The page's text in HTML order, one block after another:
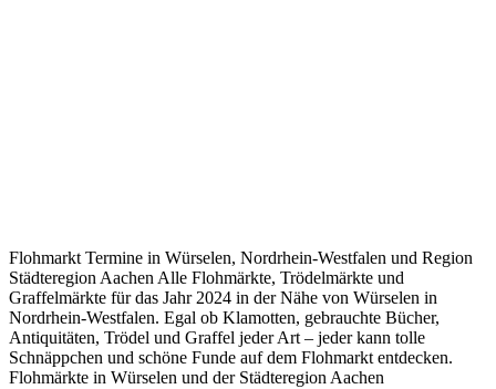
Flohmarkt Termine in Würselen, Nordrhein-Westfalen und Region
Städteregion Aachen Alle Flohmärkte, Trödelmärkte und
Graffelmärkte für das Jahr 2024 in der Nähe von Würselen in
Nordrhein-Westfalen. Egal ob Klamotten, gebrauchte Bücher,
Antiquitäten, Trödel und Graffel jeder Art – jeder kann tolle
Schnäppchen und schöne Funde auf dem Flohmarkt entdecken.
Flohmärkte in Würselen und der Städteregion Aachen